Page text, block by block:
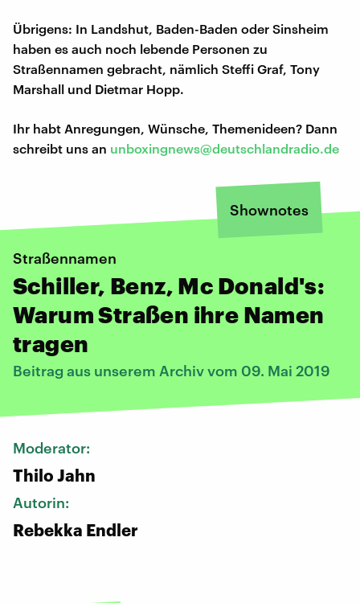
Übrigens: In Landshut, Baden-Baden oder Sinsheim
haben es auch noch lebende Personen zu
Straßennamen gebracht, nämlich Steffi Graf, Tony
Marshall und Dietmar Hopp.
Ihr habt Anregungen, Wünsche, Themenideen? Dann
schreibt uns an unboxingnews@deutschlandradio.de
Shownotes
Straßennamen
Schiller, Benz, Mc Donald's:
Warum Straßen ihre Namen
tragen
Beitrag aus unserem Archiv vom 09. Mai 2019
Moderator:
Thilo Jahn
Autorin:
Rebekka Endler